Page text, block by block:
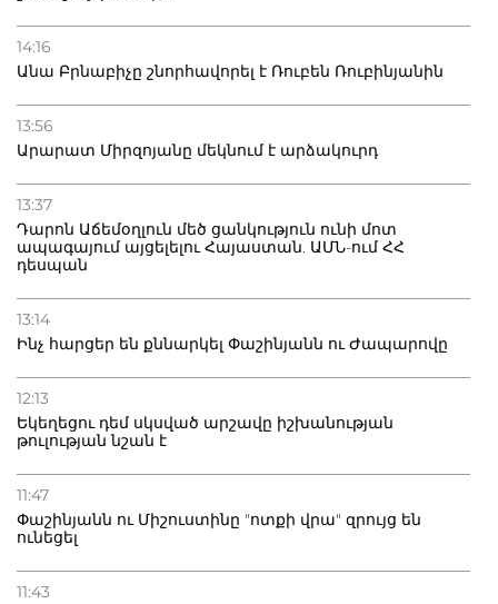
14:16
Անա Բրնաբիչը շնորհավորել է Ռուբեն Ռուբինյանին
13:56
Արարատ Միրզոյանը մեկնում է արձակուրդ
13:37
Դարոն Աճեմօղլուն մեծ ցանկություն ունի մոտ
ապագայում այցելելու Հայաստան. ԱՄՆ-ում ՀՀ
դեսպան
13:14
Ինչ հարցեր են քննարկել Փաշինյանն ու Ժապարովը
12:13
Եկեղեցու դեմ սկսված արշավը իշխանության
թուլության նշան է
11:47
Փաշինյանն ու Միշուստինը "ոտքի վրա" զրույց են
ունեցել
11:43